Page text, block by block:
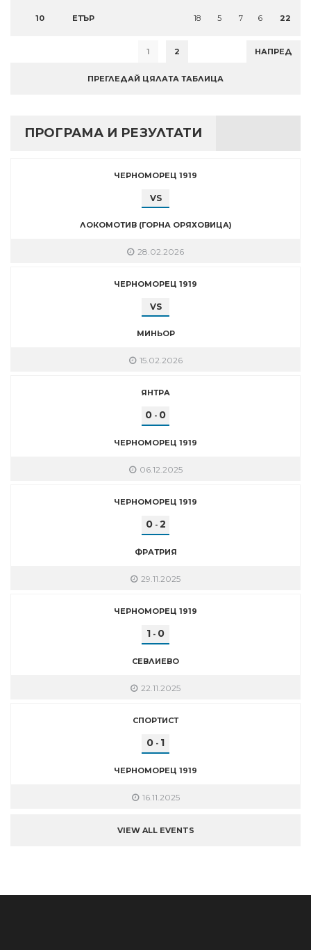
10 ЕТЪР 18 5 7 6 22
1 2 НАПРЕД
ПРЕГЛЕДАЙ ЦЯЛАТА ТАБЛИЦА
ПРОГРАМА И РЕЗУЛТАТИ
ЧЕРНОМОРЕЦ 1919
VS
ЛОКОМОТИВ (ГОРНА ОРЯХОВИЦА)
28.02.2026
ЧЕРНОМОРЕЦ 1919
VS
МИНЬОР
15.02.2026
ЯНТРА
0 - 0
ЧЕРНОМОРЕЦ 1919
06.12.2025
ЧЕРНОМОРЕЦ 1919
0- 2
ФРАТРИЯ
29.11.2025
ЧЕРНОМОРЕЦ 1919
1 - 0
СЕВЛИЕВО
22.11.2025
СПОРТИСТ
0 - 1
ЧЕРНОМОРЕЦ 1919
16.11.2025
VIEW ALL EVENTS